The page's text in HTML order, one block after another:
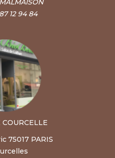
12 94 84
75017 PARIS